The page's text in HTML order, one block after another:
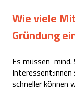
Wie viele
Gründung
Es müssen mind.
Interessent:innen
schneller können